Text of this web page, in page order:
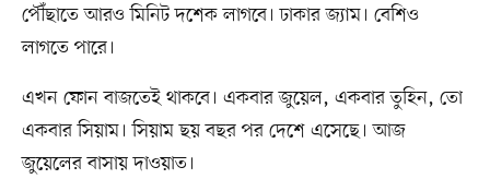
পৌঁছাতে আরও মিনিট দশেক লাগবে। ঢাকার জ্যাম। বেশিও
লাগতে পারে।
এখন ফোন বাজতেই থাকবে। একবার জুয়েল, একবার তুহিন, তো
একবার সিয়াম। সিয়াম ছয় বছর পর দেশে এসেছে। আজ
জুয়েলের বাসায় দাওয়াত।